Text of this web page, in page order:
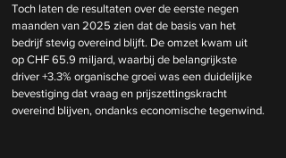
Toch laten de resultaten over de eerste negen
maanden van 2025 zien dat de basis van het
bedrijf stevig overeind blijft. De omzet kwam uit
op CHF 65.9 miljard, waarbij de belangrijkste
driver +3.3% organische groei was een duidelijke
bevestiging dat vraag en prijszettingskracht
overeind blijven, ondanks economische tegenwind.